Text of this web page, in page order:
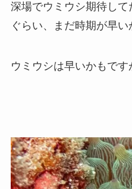
深場でウミウシ期待し
ぐらい、まだ時期が早い
ウミウシは早いかもで